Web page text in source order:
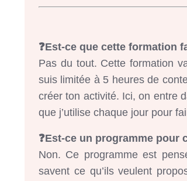
❓Est-ce que cette formation
Pas du tout. Cette formation
suis limitée à 5 heures de
créer ton activité. Ici, on entre
que j’utilise chaque jour pour
❓Est-ce un programme pour
Non. Ce programme est
savent ce qu’ils veulent